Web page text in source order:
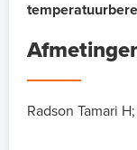
Radson Tamari H;